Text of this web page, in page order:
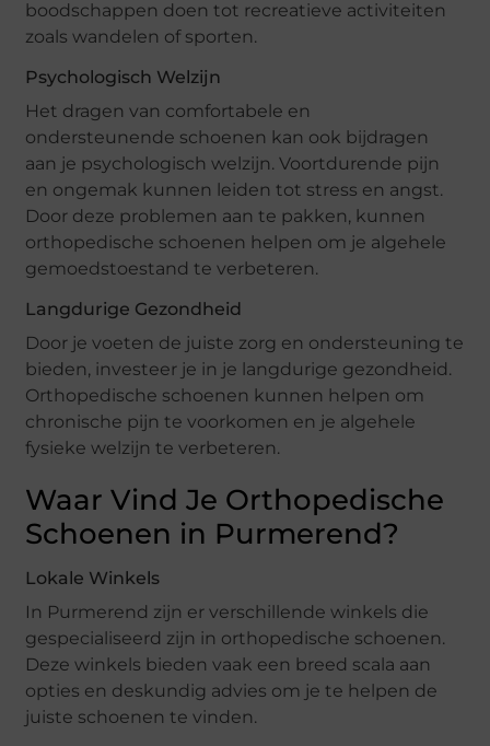
boodschappen doen tot recreatieve activiteiten
zoals wandelen of sporten.
Psychologisch Welzijn
Het dragen van comfortabele en
ondersteunende schoenen kan ook bijdragen
aan je psychologisch welzijn. Voortdurende pijn
en ongemak kunnen leiden tot stress en angst.
Door deze problemen aan te pakken, kunnen
orthopedische schoenen helpen om je algehele
gemoedstoestand te verbeteren.
Langdurige Gezondheid
Door je voeten de juiste zorg en ondersteuning te
bieden, investeer je in je langdurige gezondheid.
Orthopedische schoenen kunnen helpen om
chronische pijn te voorkomen en je algehele
fysieke welzijn te verbeteren.
Waar Vind Je Orthopedische
Schoenen in Purmerend?
Lokale Winkels
In Purmerend zijn er verschillende winkels die
gespecialiseerd zijn in orthopedische schoenen.
Deze winkels bieden vaak een breed scala aan
opties en deskundig advies om je te helpen de
juiste schoenen te vinden.